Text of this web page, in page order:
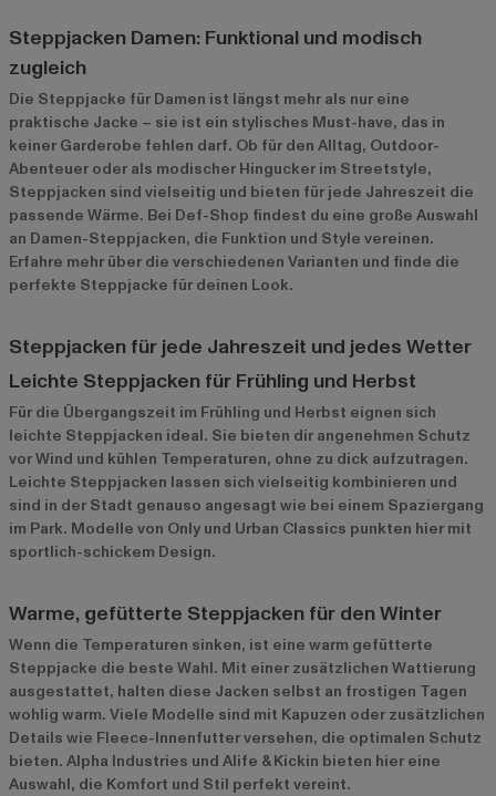
Steppjacken Damen: Funktional und modisch
zugleich
Die Steppjacke für Damen ist längst mehr als nur eine
praktische Jacke – sie ist ein stylisches Must-have, das in
keiner Garderobe fehlen darf. Ob für den Alltag, Outdoor-
Abenteuer oder als modischer Hingucker im Streetstyle,
Steppjacken sind vielseitig und bieten für jede Jahreszeit die
passende Wärme. Bei Def-Shop findest du eine große Auswahl
an Damen-Steppjacken, die Funktion und Style vereinen.
Erfahre mehr über die verschiedenen Varianten und finde die
perfekte Steppjacke für deinen Look.
Steppjacken für jede Jahreszeit und jedes Wetter
Leichte Steppjacken für Frühling und Herbst
Für die Übergangszeit im Frühling und Herbst eignen sich
leichte Steppjacken ideal. Sie bieten dir angenehmen Schutz
vor Wind und kühlen Temperaturen, ohne zu dick aufzutragen.
Leichte Steppjacken lassen sich vielseitig kombinieren und
sind in der Stadt genauso angesagt wie bei einem Spaziergang
im Park. Modelle von Only und Urban Classics punkten hier mit
sportlich-schickem Design.
Warme, gefütterte Steppjacken für den Winter
Wenn die Temperaturen sinken, ist eine warm gefütterte
Steppjacke die beste Wahl. Mit einer zusätzlichen Wattierung
ausgestattet, halten diese Jacken selbst an frostigen Tagen
wohlig warm. Viele Modelle sind mit Kapuzen oder zusätzlichen
Details wie Fleece-Innenfutter versehen, die optimalen Schutz
bieten. Alpha Industries und Alife & Kickin bieten hier eine
Auswahl, die Komfort und Stil perfekt vereint.